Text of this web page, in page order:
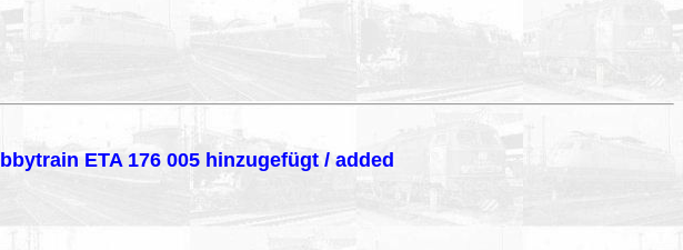
ETA 176 005 hinzugefügt / added